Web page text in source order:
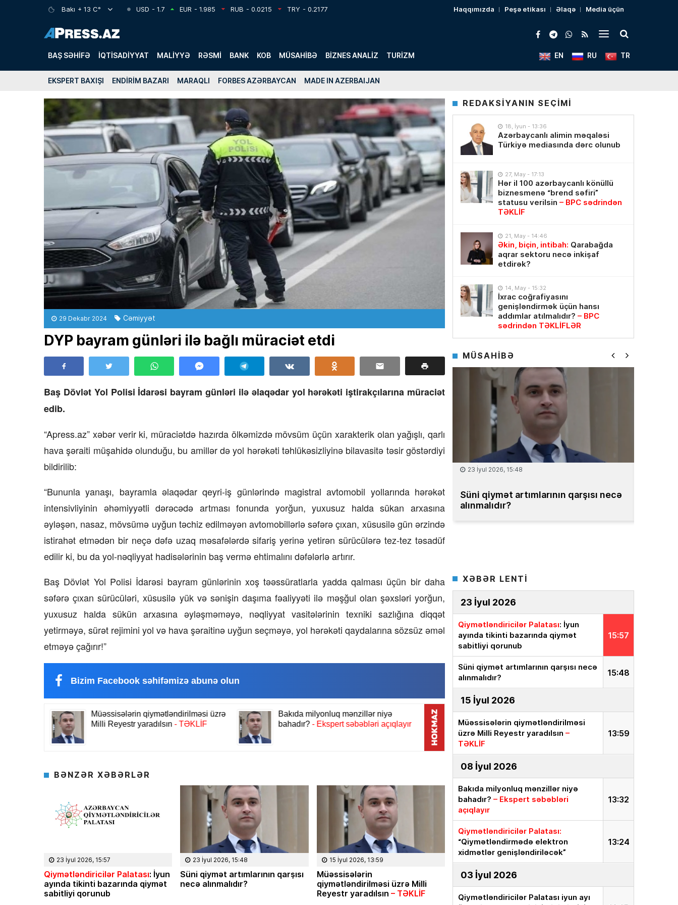
Bakı + 13 C° USD - 1.7 EUR - 1.985 RUB - 0.0215 TRY - 0.2177 Haqqımızda Peşə etikası Əlaqə Media üçün
BAŞ SƏHIFƏ İQTISADIYYAT MALIYYƏ RƏSMI BANK KOB MÜSAHIBƏ BIZNES ANALIZ TURIZM TR
RU
EN
EKSPERT BAXIŞI ENDIRIM BAZARI MARAQLI FORBES AZƏRBAYCAN MADE IN AZERBAIJAN
29 Dekabr 2024 Cəmiyyət
DYP bayram günləri ilə bağlı müraciət etdi
Baş Dövlət Yol Polisi İdarəsi bayram günləri ilə əlaqədar yol hərəkəti iştirakçılarına müraciət
edib.
“Apress.az” xəbər verir ki, müraciətdə hazırda ölkəmizdə mövsüm üçün xarakterik olan yağışlı, qarlı
hava şəraiti müşahidə olunduğu, bu amillər də yol hərəkəti təhlükəsizliyinə bilavasitə təsir göstərdiyi
bildirilib:
“Bununla yanaşı, bayramla əlaqədar qeyri-iş günlərində magistral avtomobil yollarında hərəkət
intensivliyinin əhəmiyyətli dərəcədə artması fonunda yorğun, yuxusuz halda sükan arxasına
əyləşən, nasaz, mövsümə uyğun təchiz edilməyən avtomobillərlə səfərə çıxan, xüsusilə gün ərzində
istirahət etmədən bir neçə dəfə uzaq məsafələrdə sifariş yerinə yetirən sürücülərə tez-tez təsadüf
edilir ki, bu da yol-nəqliyyat hadisələrinin baş vermə ehtimalını dəfələrlə artırır.
Baş Dövlət Yol Polisi İdarəsi bayram günlərinin xoş təəssüratlarla yadda qalması üçün bir daha
səfərə çıxan sürücüləri, xüsusilə yük və sənişin daşıma fəaliyyəti ilə məşğul olan şəxsləri yorğun,
yuxusuz halda sükün arxasına əyləşməməyə, nəqliyyat vasitələrinin texniki sazlığına diqqət
yetirməyə, sürət rejimini yol və hava şəraitinə uyğun seçməyə, yol hərəkəti qaydalarına sözsüz əməl
etməyə çağırır!”
Bizim Facebook səhifəmizə abunə olun
BƏNZƏR XƏBƏRLƏR
23 İyul 2026, 15:57
Qiymətləndiricilər Palatası: İyun
ayında tikinti bazarında qiymət
sabitliyi qorunub
23 İyul 2026, 15:48
Süni qiymət artımlarının qarşısı
necə alınmalıdır?
15 İyul 2026, 13:59
Müəssisələrin
qiymətləndirilməsi üzrə Milli
Reyestr yaradılsın – TƏKLİF
REDAKSİYANIN SEÇİMİ
18, İyun - 13:36
Azərbaycanlı alimin məqaləsi
Türkiyə mediasında dərc olunub
27, May - 17:13
Hər il 100 azərbaycanlı könüllü
biznesmenə “brend səfiri”
statusu verilsin – BPC sədrindən
TƏKLİF
21, May - 14:46
Əkin, biçin, intibah: Qarabağda
aqrar sektoru necə inkişaf
etdirək?
14, May - 15:32
İxrac coğrafiyasını
genişləndirmək üçün hansı
addımlar atılmalıdır? – BPC
sədrindən TƏKLİFLƏR
MÜSAHİBƏ
Süni qiymət artımlarının qarşısı necə
alınmalıdır?
15 İyul 2026, 13:59
Müəssisələrin qiymətləndirilməsi
üzrə Milli Reyestr yaradılsın
XƏBƏR LENTİ
23 İyul 2026
15:57
Qiymətləndiricilər Palatası: İyun
ayında tikinti bazarında qiymət
sabitliyi qorunub
15:48
Süni qiymət artımlarının qarşısı necə
alınmalıdır?
15 İyul 2026
13:59
Müəssisələrin qiymətləndirilməsi
üzrə Milli Reyestr yaradılsın –
TƏKLİF
08 İyul 2026
13:32
Bakıda milyonluq mənzillər niyə
bahadır? – Ekspert səbəbləri
açıqlayır
13:24
Qiymətləndiricilər Palatası:
“Qiymətləndirmədə elektron
xidmətlər genişləndiriləcək”
03 İyul 2026
Qiymətləndiricilər Palatası iyun ayı